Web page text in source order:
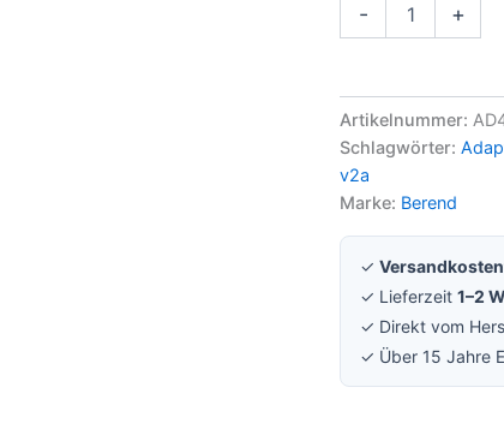
- +
Artikelnummer:
Schlagwörter:
v2a
Marke: Berend
✓
✓ Lieferzeit1–2
✓ Direkt vom
✓ Über 15 Jahre